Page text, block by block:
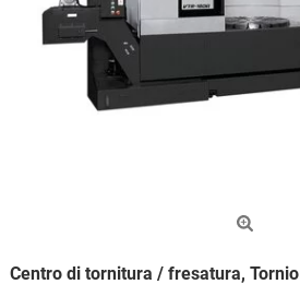
Centro di tornitura / fresatura, Tornio